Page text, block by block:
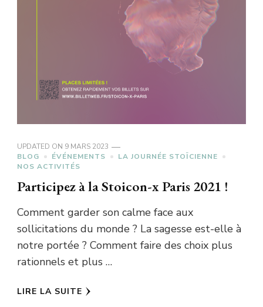
UPDATED ON 9 MARS 2023
BLOG
ÉVÉNEMENTS
LA JOURNÉE STOÏCIENNE
NOS ACTIVITÉS
Participez à la Stoicon-x Paris 2021 !
Comment garder son calme face aux
sollicitations du monde ? La sagesse est-elle à
notre portée ? Comment faire des choix plus
rationnels et plus …
LIRE LA SUITE